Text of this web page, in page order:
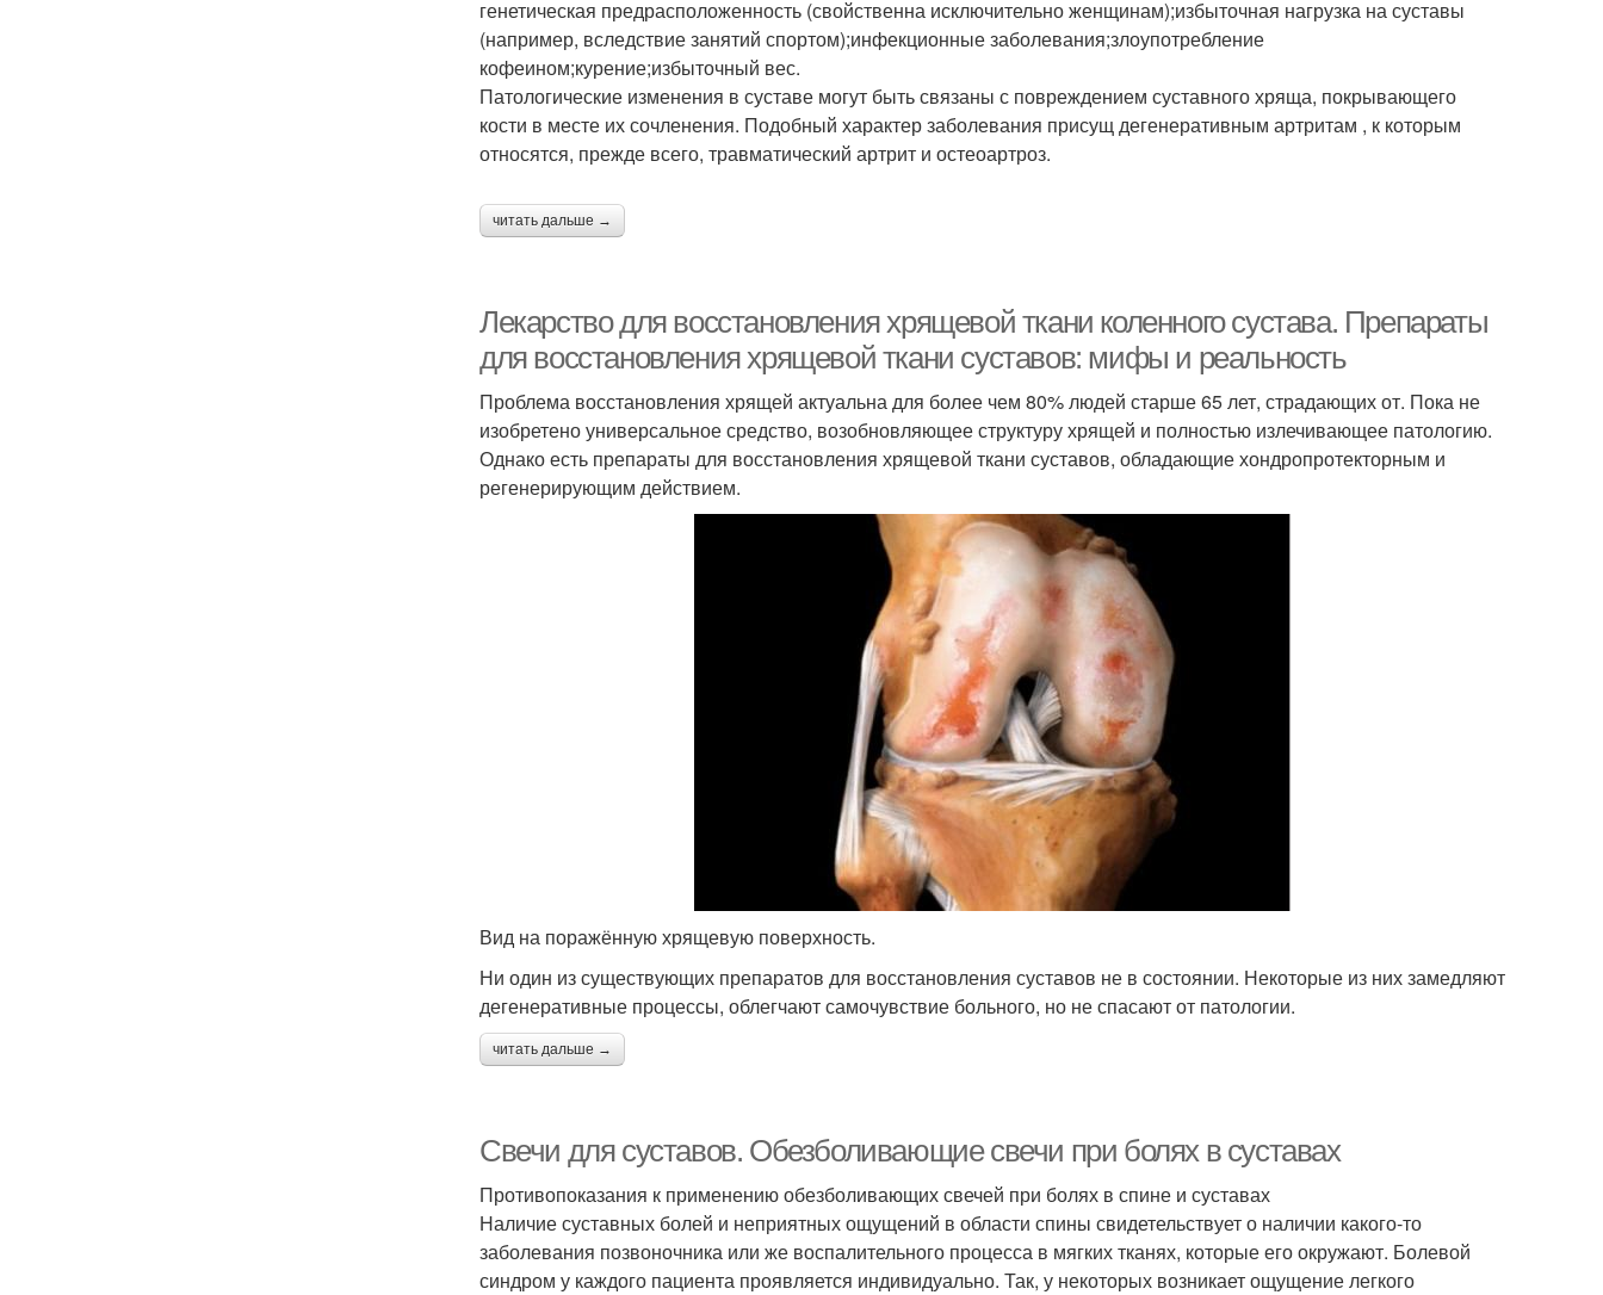
генетическая предрасположенность (свойственна исключительно женщинам);избыточная нагрузка на суставы
(например, вследствие занятий спортом);инфекционные заболевания;злоупотребление
кофеином;курение;избыточный вес.
Патологические изменения в суставе могут быть связаны с повреждением суставного хряща, покрывающего
кости в месте их сочленения. Подобный характер заболевания присущ дегенеративным артритам , к которым
относятся, прежде всего, травматический артрит и остеоартроз.
читать дальше →
Лекарство для восстановления хрящевой ткани коленного сустава. Препараты
для восстановления хрящевой ткани суставов: мифы и реальность
Проблема восстановления хрящей актуальна для более чем 80% людей старше 65 лет, страдающих от. Пока не
изобретено универсальное средство, возобновляющее структуру хрящей и полностью излечивающее патологию.
Однако есть препараты для восстановления хрящевой ткани суставов, обладающие хондропротекторным и
регенерирующим действием.
Вид на поражённую хрящевую поверхность.
Ни один из существующих препаратов для восстановления суставов не в состоянии. Некоторые из них замедляют
дегенеративные процессы, облегчают самочувствие больного, но не спасают от патологии.
читать дальше →
Свечи для суставов. Обезболивающие свечи при болях в суставах
Противопоказания к применению обезболивающих свечей при болях в спине и суставах
Наличие суставных болей и неприятных ощущений в области спины свидетельствует о наличии какого-то
заболевания позвоночника или же воспалительного процесса в мягких тканях, которые его окружают. Болевой
синдром у каждого пациента проявляется индивидуально. Так, у некоторых возникает ощущение легкого